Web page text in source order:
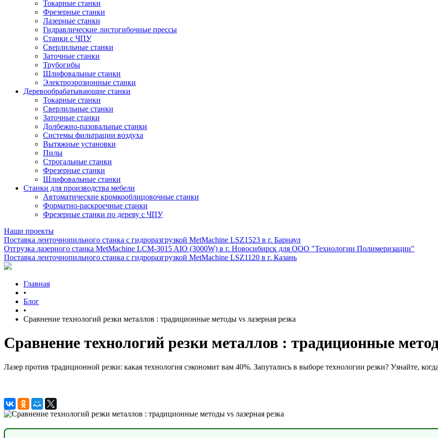
Токарные станки
Фрезерные станки
Лазерные станки
Гидравлические листогибочные прессы
Станки с ЧПУ
Сверлильные станки
Заточные станки
Трубогибы
Шлифовальные станки
Электроэрозионные станки
Деревообрабатывающие станки
Токарные станки
Сверлильные станки
Заточные станки
Долбежно-пазовальные станки
Системы фильтрации воздуха
Вытяжные установки
Пилы
Строгальные станки
Фрезерные станки
Шлифовальные станки
Станки для производства мебели
Автоматические кромкооблицовочные станки
Форматно-раскроечные станки
Фрезерные станки по дереву с ЧПУ
Наши проекты
Поставка ленточнопильного станка c гидроразгрузкой MetMachine LSZ1523 в г. Барнаул
Отгрузка лазерного станка MetMachine LCM-3015 AIO (3000W) в г. Новосибирск для ООО "Технологии Полимеризации"
Поставка ленточнопильного станка c гидроразгрузкой MetMachine LSZ1120 в г. Казань
Главная
•
Блог
•
Сравнение технологий резки металлов : традиционные методы vs лазерная резка
Сравнение технологий резки металлов : традиционные
Лазер против традиционной резки: какая технология сэкономит вам 40%. Запутались в выборе технологии резки? Узнайте,